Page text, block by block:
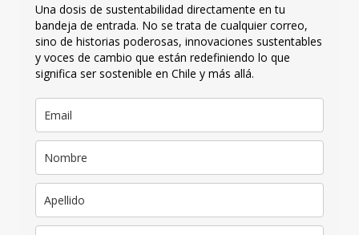
Una dosis de sustentabilidad directamente en tu
bandeja de entrada. No se trata de cualquier correo,
sino de historias poderosas, innovaciones sustentables
y voces de cambio que están redefiniendo lo que
significa ser sostenible en Chile y más allá.